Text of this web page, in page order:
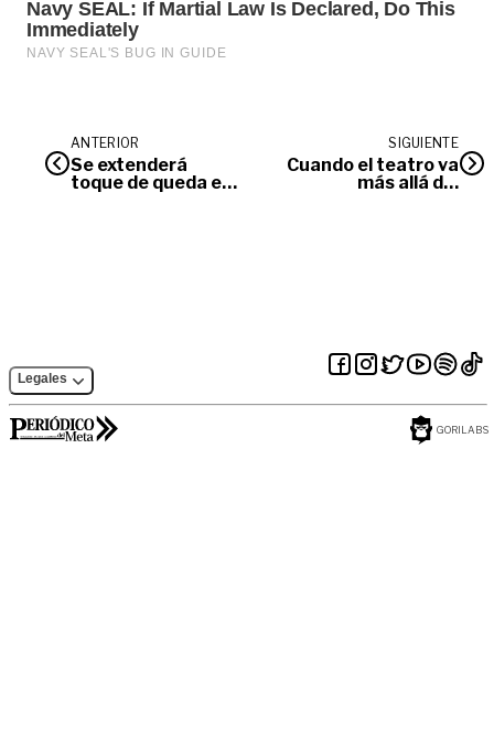
ANTERIOR
Se extenderá
toque de queda en
SIGUIENTE
Cuando el teatro va
más allá del
Legales
GORILABS